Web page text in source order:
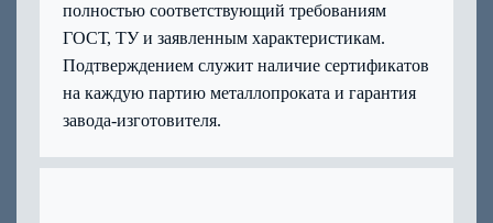
полностью соответствующий требованиям
ГОСТ, ТУ и заявленным характеристикам.
Подтверждением служит наличие сертификатов
на каждую партию металлопроката и гарантия
завода-изготовителя.